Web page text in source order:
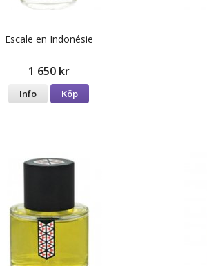
Escale en Indonésie
1 650 kr
Info Köp